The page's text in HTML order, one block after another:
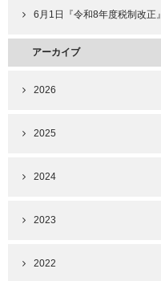
6月1日『令和8年度税制改正』
アーカイブ
2026
2025
2024
2023
2022